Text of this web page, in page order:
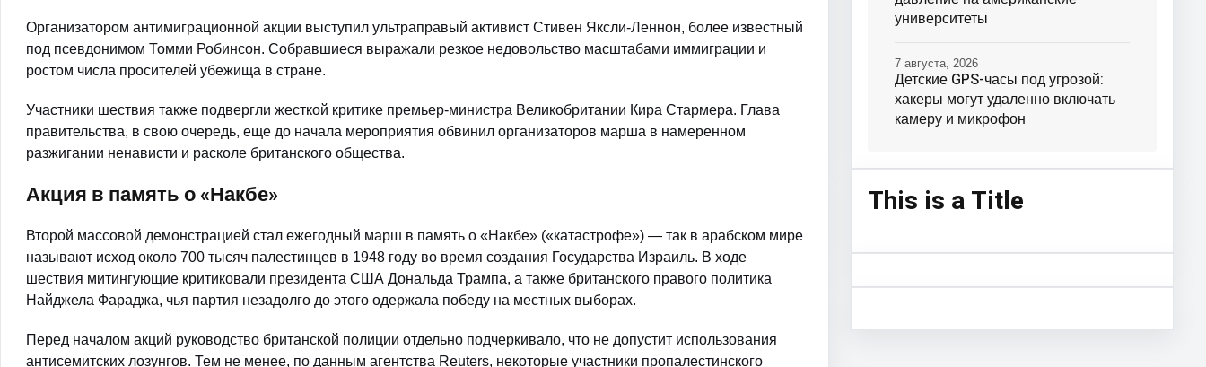
Организатором антимиграционной акции выступил ультраправый активист Стивен Яксли-Леннон, более известный
под псевдонимом Томми Робинсон. Собравшиеся выражали резкое недовольство масштабами иммиграции и
ростом числа просителей убежища в стране.
Участники шествия также подвергли жесткой критике премьер-министра Великобритании Кира Стармера. Глава
правительства, в свою очередь, еще до начала мероприятия обвинил организаторов марша в намеренном
разжигании ненависти и расколе британского общества.
Акция в память о «Накбе»
Второй массовой демонстрацией стал ежегодный марш в память о «Накбе» («катастрофе») — так в арабском мире
называют исход около 700 тысяч палестинцев в 1948 году во время создания Государства Израиль. В ходе
шествия митингующие критиковали президента США Дональда Трампа, а также британского правого политика
Найджела Фараджа, чья партия незадолго до этого одержала победу на местных выборах.
Перед началом акций руководство британской полиции отдельно подчеркивало, что не допустит использования
антисемитских лозунгов. Тем не менее, по данным агентства Reuters, некоторые участники пропалестинского
университеты
Детские GPS-часы под угрозой:
хакеры могут удаленно включать
камеру и микрофон
7 августа, 2026
This is a Title